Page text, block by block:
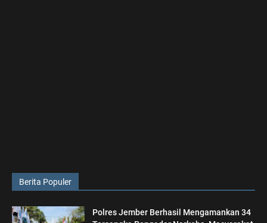
Berita Populer
Polres Jember Berhasil Mengamankan 34